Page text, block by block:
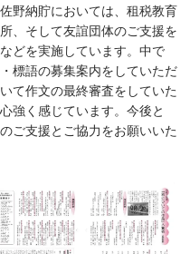
野納貯においては、租税教育
、そして友誼団体のご支援を
どを実施しています。中で
標語の募集案内をしていただ
て作文の最終審査をしていた
強く感じています。今後と
ご支援とご協力をお願いいた